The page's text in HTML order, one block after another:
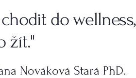
do wellness,
žít."
Nováková Stará PhD.